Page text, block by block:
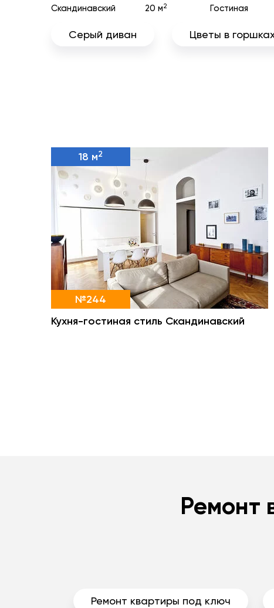
Скандинавский 20 м2 Гостиная
Серый диван Цветы в
18 м2
№244
Кухня-гостиная стиль Скандинавский
Ремонт
Ремонт квартиры под ключ